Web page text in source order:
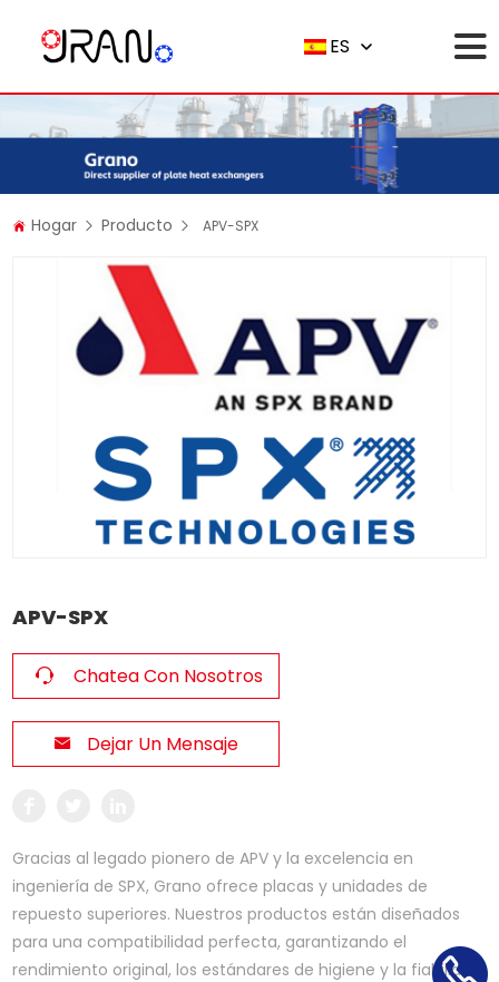
ES
Hogar Producto APV-SPX
APV-SPX
Chatea Con Nosotros
Dejar Un Mensaje
Gracias al legado pionero de APV y la excelencia en
ingeniería de SPX, Grano ofrece placas y unidades de
repuesto superiores. Nuestros productos están diseñados
para una compatibilidad perfecta, garantizando el
rendimiento original, los estándares de higiene y la fiabilidad